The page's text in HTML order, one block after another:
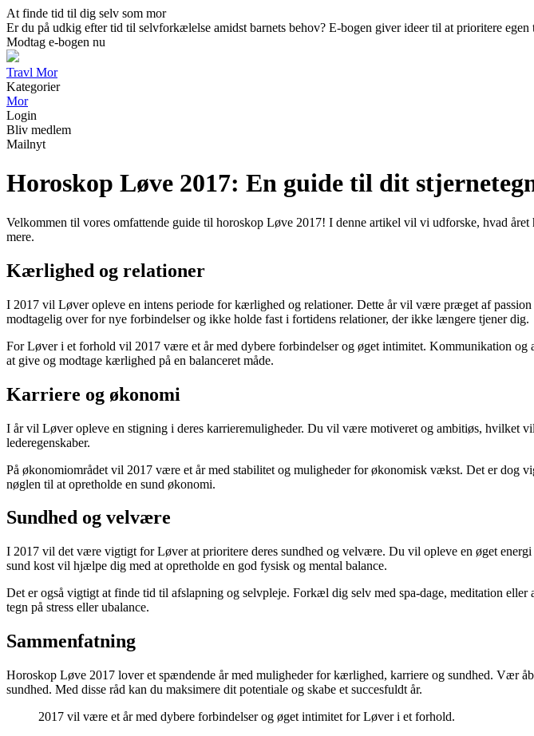
At finde tid til dig selv som mor
Er du på udkig efter tid til selvforkælelse amidst barnets behov? E-bogen giver ideer til at prioritere
Modtag e-bogen nu
Travl Mor
Kategorier
Mor
Login
Bliv medlem
Mailnyt
Horoskop Løve 2017: En guide til dit
Velkommen til vores omfattende guide til horoskop Løve 2017! I denne artikel vil vi udforske, hvad
mere.
Kærlighed og relationer
I 2017 vil Løver opleve en intens periode for kærlighed og relationer. Dette år vil være præget af
modtagelig over for nye forbindelser og ikke holde fast i fortidens relationer, der ikke længere tjener dig.
For Løver i et forhold vil 2017 være et år med dybere forbindelser og øget intimitet. Kommunikation
at give og modtage kærlighed på en balanceret måde.
Karriere og økonomi
I år vil Løver opleve en stigning i deres karrieremuligheder. Du vil være motiveret og ambitiøs, hvilket
lederegenskaber.
På økonomiområdet vil 2017 være et år med stabilitet og muligheder for økonomisk vækst. Det er
nøglen til at opretholde en sund økonomi.
Sundhed og velvære
I 2017 vil det være vigtigt for Løver at prioritere deres sundhed og velvære. Du vil opleve en øget
sund kost vil hjælpe dig med at opretholde en god fysisk og mental balance.
Det er også vigtigt at finde tid til afslapning og selvpleje. Forkæl dig selv med spa-dage, meditation
tegn på stress eller ubalance.
Sammenfatning
Horoskop Løve 2017 lover et spændende år med muligheder for kærlighed, karriere og sundhed. Vær
sundhed. Med disse råd kan du maksimere dit potentiale og skabe et succesfuldt år.
2017 vil være et år med dybere forbindelser og øget intimitet for Løver i et forhold.